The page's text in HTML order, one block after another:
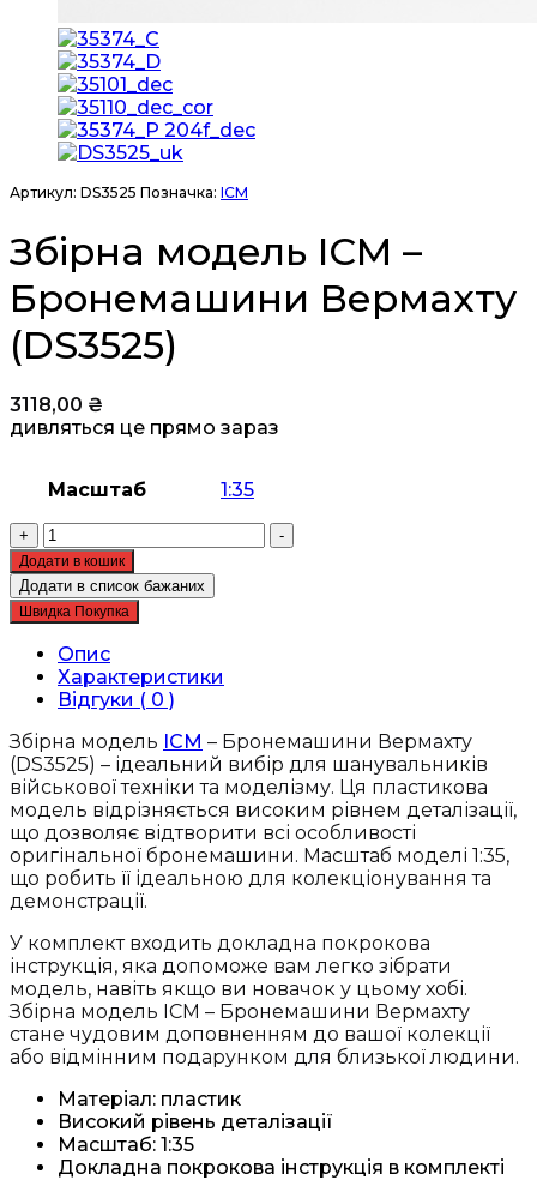
Артикул: DS3525 Позначка: ICM
Збірна модель ICM –
Бронемашини Вермахту
(DS3525)
3118,00 ₴
дивляться це прямо зараз
Масштаб 1:35
+
Збірна
модель
ICM
-
Бронемашини
Вермахту
(DS3525)
кількість
-
Додати в кошик
Додати в список бажаних
Швидка Покупка
Опис
Характеристики
Відгуки ( 0 )
Збірна модель ICM – Бронемашини Вермахту
(DS3525) – ідеальний вибір для шанувальників
військової техніки та моделізму. Ця пластикова
модель відрізняється високим рівнем деталізації,
що дозволяє відтворити всі особливості
оригінальної бронемашини. Масштаб моделі 1:35,
що робить її ідеальною для колекціонування та
демонстрації.
У комплект входить докладна покрокова
інструкція, яка допоможе вам легко зібрати
модель, навіть якщо ви новачок у цьому хобі.
Збірна модель ICM – Бронемашини Вермахту
стане чудовим доповненням до вашої колекції
або відмінним подарунком для близької людини.
Матеріал: пластик
Високий рівень деталізації
Масштаб: 1:35
Докладна покрокова інструкція в комплекті